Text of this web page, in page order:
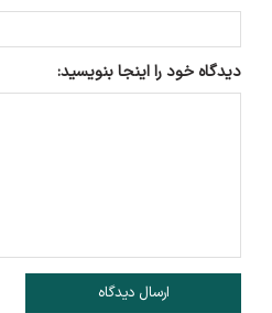
دیدگاه خود را اینجا بنویسید:
ارسال دیدگاه